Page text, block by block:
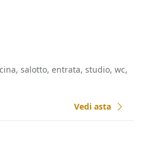
salotto, entrata, studio, wc,
Vedi asta